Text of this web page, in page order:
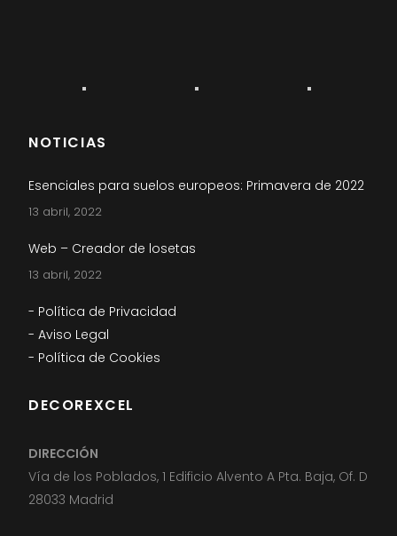
NOTICIAS
Esenciales para suelos europeos: Primavera de 2022
13 abril, 2022
Web – Creador de losetas
13 abril, 2022
- Política de Privacidad
- Aviso Legal
- Política de Cookies
DECOREXCEL
DIRECCIÓN
Vía de los Poblados, 1 Edificio Alvento A Pta. Baja, Of. D
28033 Madrid